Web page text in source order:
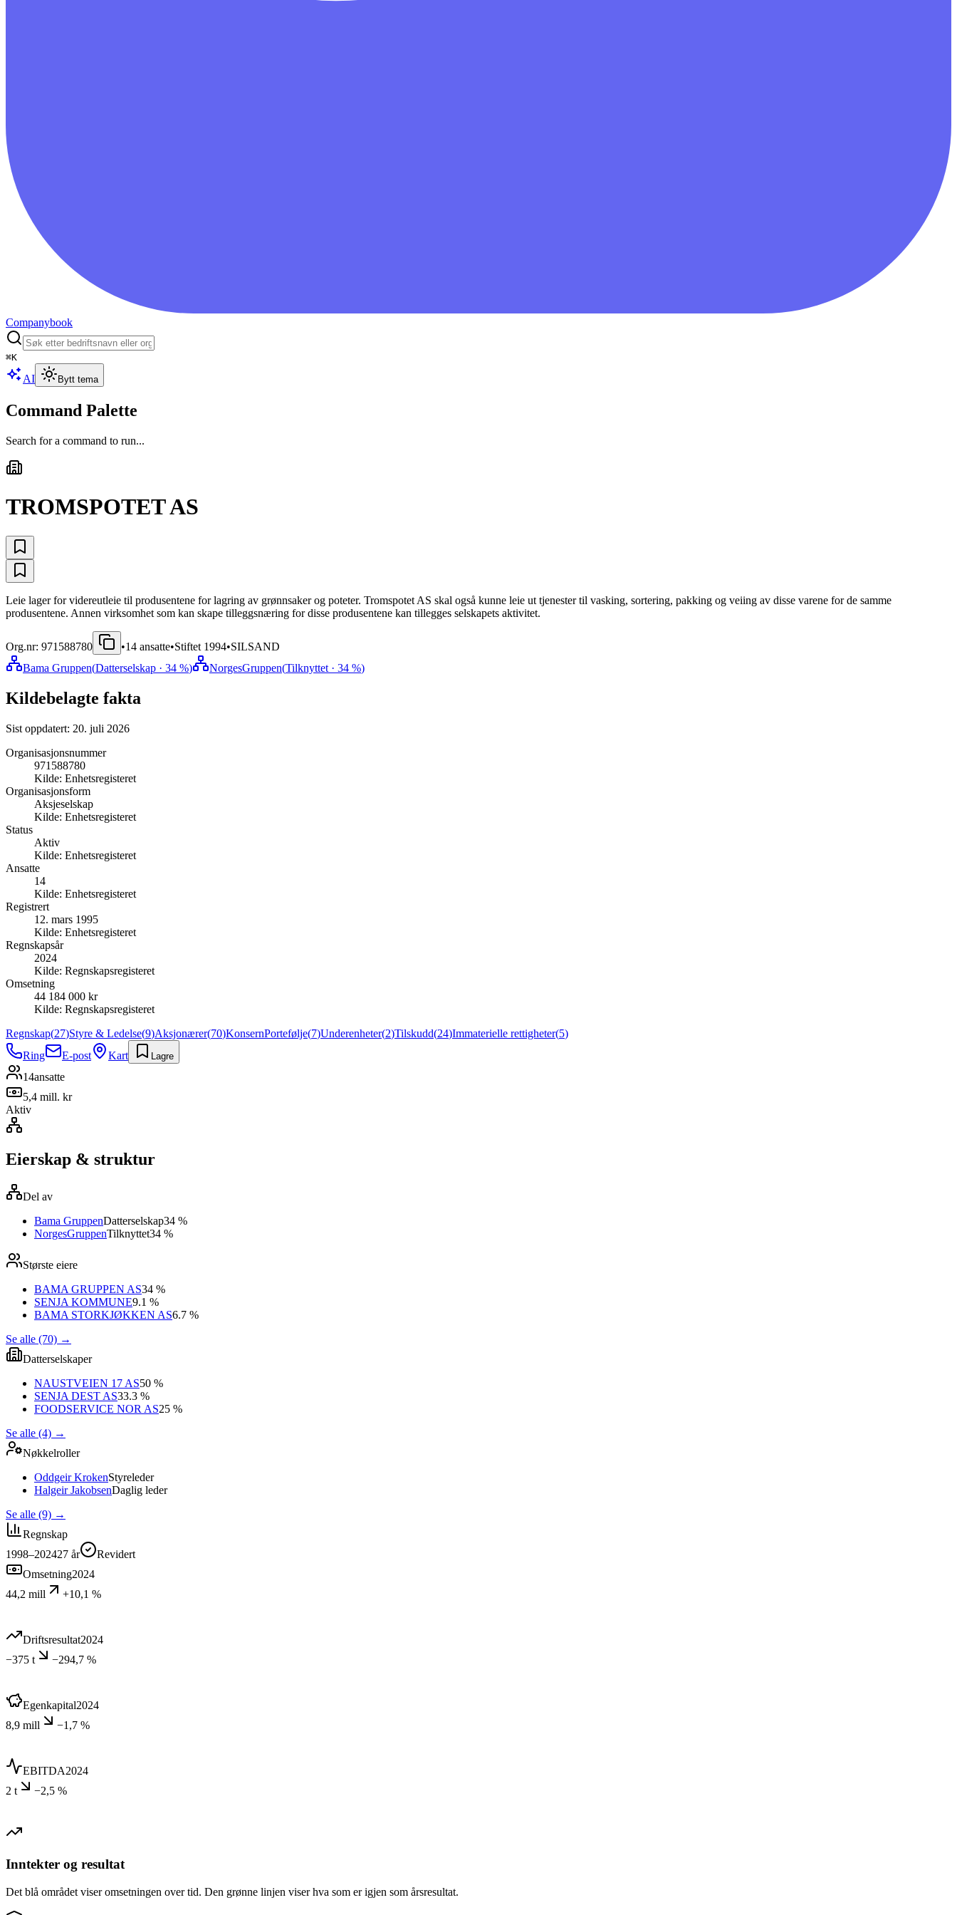
Companybook
⌘K
AI Bytt tema
Command Palette
Search for a command to run...
TROMSPOTET AS
Leie lager for videreutleie til produsentene for lagring av grønnsaker og poteter. Tromspotet AS skal også kunne leie ut tjenester til vasking, sortering, pakking og veiing av disse varene for de samme
produsentene. Annen virksomhet som kan skape tilleggsnæring for disse produsentene kan tillegges selskapets aktivitet.
Org.nr: 971588780 •14 ansatte•Stiftet 1994•SILSAND
Bama Gruppen(Datterselskap · 34 %) NorgesGruppen(Tilknyttet · 34 %)
Kildebelagte fakta
Sist oppdatert: 20. juli 2026
Organisasjonsnummer
971588780
Kilde: Enhetsregisteret
Organisasjonsform
Aksjeselskap
Kilde: Enhetsregisteret
Status
Aktiv
Kilde: Enhetsregisteret
Ansatte
14
Kilde: Enhetsregisteret
Registrert
12. mars 1995
Kilde: Enhetsregisteret
Regnskapsår
2024
Kilde: Regnskapsregisteret
Omsetning
44 184 000 kr
Kilde: Regnskapsregisteret
Regnskap(27)Styre & Ledelse(9)Aksjonærer(70)KonsernPortefølje(7)Underenheter(2)Tilskudd(24)Immaterielle rettigheter(5)
Ring
E-post Kart Lagre
14ansatte
5,4 mill. kr
Aktiv
Eierskap & struktur
Del av
Bama GruppenDatterselskap34 %
NorgesGruppenTilknyttet34 %
Største eiere
BAMA GRUPPEN AS34 %
SENJA KOMMUNE9.1 %
BAMA STORKJØKKEN AS6.7 %
Se alle (70) →
Datterselskaper
NAUSTVEIEN 17 AS50 %
SENJA DEST AS33.3 %
FOODSERVICE NOR AS25 %
Se alle (4) →
Nøkkelroller
Oddgeir KrokenStyreleder
Halgeir JakobsenDaglig leder
Se alle (9) →
Regnskap
1998–202427 år
Revidert
Omsetning2024
44,2 mill
+10,1 %
Driftsresultat2024
−375 t
−294,7 %
Egenkapital2024
8,9 mill
−1,7 %
EBITDA2024
2 t
−2,5 %
Inntekter og resultat
Det blå området viser omsetningen over tid. Den grønne linjen viser hva som er igjen som årsresultat.